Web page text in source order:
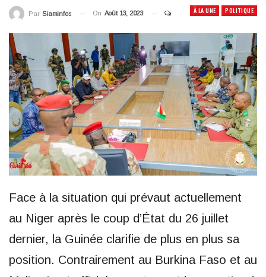
À LA UNE POLITIQUE
Par Siaminfos On Août 13, 2023
Face à la situation qui prévaut actuellement
au Niger après le coup d’État du 26 juillet
dernier, la Guinée clarifie de plus en plus sa
position. Contrairement au Burkina Faso et au